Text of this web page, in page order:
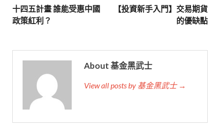
十四五計畫 誰能受惠中國
政策紅利？
【投資新手入門】交易期貨
的優缺點
About 基金黑武士
View all posts by 基金黑武士 →